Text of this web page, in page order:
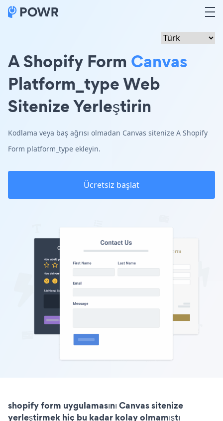
A Shopify Form Canvas
Platform_type Web
Sitenize Yerleştirin
Kodlama veya baş ağrısı olmadan Canvas sitenize A Shopify
Form platform_type ekleyin.
Ücretsiz başlat
shopify form uygulamasını Canvas sitenize
yerleştirmek hiç bu kadar kolay olmamıştı